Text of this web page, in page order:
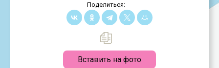
Поделиться:
Вставить на фото